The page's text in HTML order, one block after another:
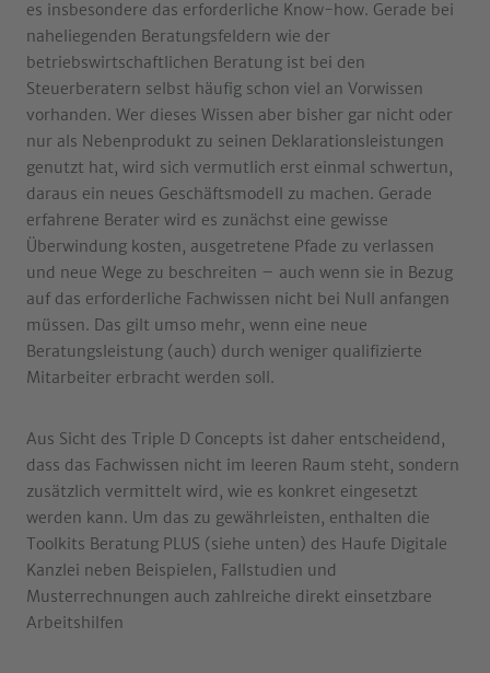
es insbesondere das erforderliche Know-how. Gerade bei
naheliegenden Beratungsfeldern wie der
betriebswirtschaftlichen Beratung ist bei den
Steuerberatern selbst häufig schon viel an Vorwissen
vorhanden. Wer dieses Wissen aber bisher gar nicht oder
nur als Nebenprodukt zu seinen Deklarationsleistungen
genutzt hat, wird sich vermutlich erst einmal schwertun,
daraus ein neues Geschäftsmodell zu machen. Gerade
erfahrene Berater wird es zunächst eine gewisse
Überwindung kosten, ausgetretene Pfade zu verlassen
und neue Wege zu beschreiten – auch wenn sie in Bezug
auf das erforderliche Fachwissen nicht bei Null anfangen
müssen. Das gilt umso mehr, wenn eine neue
Beratungsleistung (auch) durch weniger qualifizierte
Mitarbeiter erbracht werden soll.
Aus Sicht des Triple D Concepts ist daher entscheidend,
dass das Fachwissen nicht im leeren Raum steht, sondern
zusätzlich vermittelt wird, wie es konkret eingesetzt
werden kann. Um das zu gewährleisten, enthalten die
Toolkits Beratung PLUS (siehe unten) des Haufe Digitale
Kanzlei neben Beispielen, Fallstudien und
Musterrechnungen auch zahlreiche direkt einsetzbare
Arbeitshilfen